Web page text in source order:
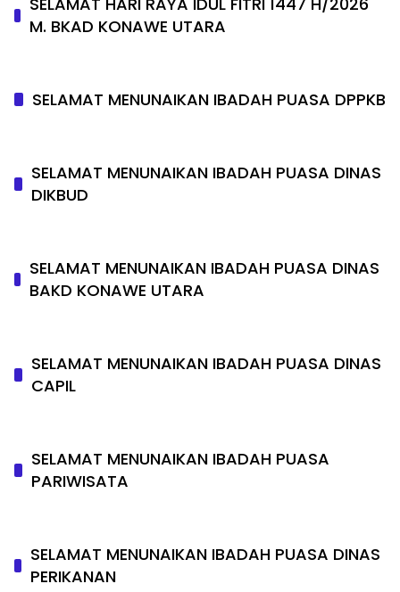
M. BKAD KONAWE UTARA
SELAMAT MENUNAIKAN IBADAH PUASA DPPKB
SELAMAT MENUNAIKAN IBADAH PUASA DINAS
DIKBUD
SELAMAT MENUNAIKAN IBADAH PUASA DINAS
BAKD KONAWE UTARA
SELAMAT MENUNAIKAN IBADAH PUASA DINAS
CAPIL
SELAMAT MENUNAIKAN IBADAH PUASA
PARIWISATA
SELAMAT MENUNAIKAN IBADAH PUASA DINAS
PERIKANAN